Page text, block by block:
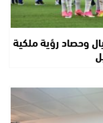
وحصاد رؤية ملكية